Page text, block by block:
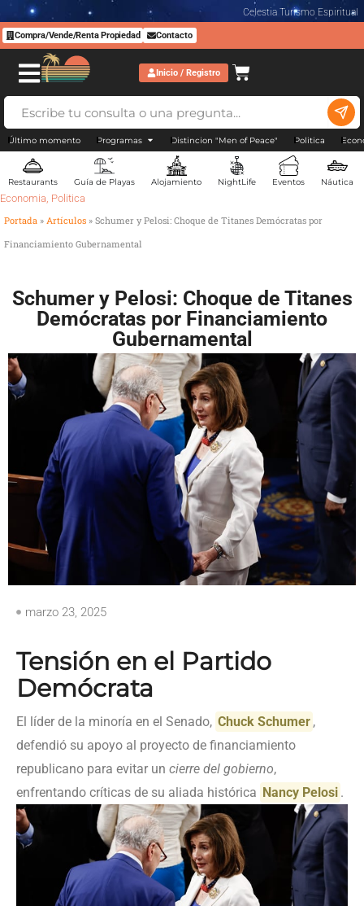
Celestia Turismo Espiritual
Compra/Vende/Renta Propiedad Contacto
Inicio / Registro
Último momento Programas Distincion "Men of Peace" Politica
Restaurants Guía de Playas Alojamiento NightLife Eventos Náutica
Economia, Politica
Portada » Artículos » Schumer y Pelosi: Choque de Titanes Demócratas por
Financiamiento Gubernamental
Schumer y Pelosi: Choque de Titanes
Demócratas por Financiamiento
Gubernamental
marzo 23, 2025
Tensión en el Partido
Demócrata
El líder de la minoría en el Senado, Chuck Schumer ,
defendió su apoyo al proyecto de financiamiento
republicano para evitar un cierre del gobierno,
enfrentando críticas de su aliada histórica Nancy Pelosi .